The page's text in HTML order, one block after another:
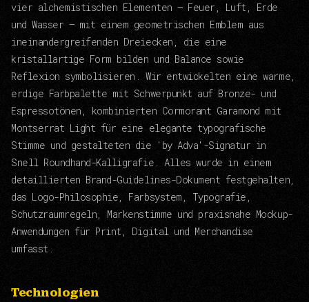
vier alchemistischen Elementen — Feuer, Luft, Erde
und Wasser — mit einem geometrischen Emblem aus
ineinandergreifenden Dreiecken, die eine
kristallartige Form bilden und Balance sowie
Reflexion symbolisieren. Wir entwickelten eine warme,
erdige Farbpalette mit Schwerpunkt auf Bronze- und
Espressotönen, kombinierten Cormorant Garamond mit
Montserrat Light für eine elegante typografische
Stimme und gestalteten die 'by Adva'-Signatur in
Snell Roundhand-Kalligrafie. Alles wurde in einem
detaillierten Brand-Guidelines-Dokument festgehalten,
das Logo-Philosophie, Farbsystem, Typografie,
Schutzraumregeln, Markenstimme und praxisnahe Mockup-
Anwendungen für Print, Digital und Merchandise
umfasst.
Technologien